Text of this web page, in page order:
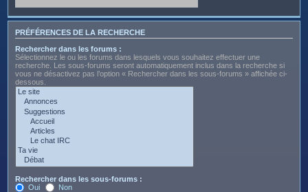
PRÉFÉRENCES DE LA RECHERCHE
Rechercher dans les forums :
Sélectionnez le ou les forums dans lesquels vous souhaitez effectuer une
recherche. Les sous-forums seront automatiquement inclus dans la recherche si
vous ne désactivez pas l’option « Rechercher dans les sous-forums » affichée ci-
dessous.
Rechercher dans les sous-forums :
Oui
Non